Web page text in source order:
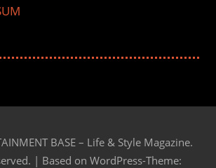
BASE – Life & Style Magazine.
| Based on WordPress-Theme: